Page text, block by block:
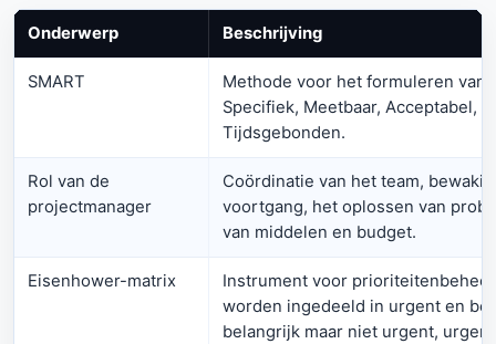
Onderwerp Beschrijving
SMART
Methode voor het formuleren van
Specifiek, Meetbaar, Acceptabel,
Tijdsgebonden.
Rol van de
projectmanager
Coördinatie van het team,
voortgang, het oplossen van
van middelen en budget.
Eisenhower-matrix
Instrument voor
worden ingedeeld in urgent en
belangrijk maar niet urgent,